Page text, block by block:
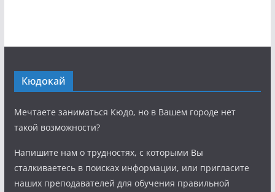
Кюдокай
Мечтаете заниматься Кюдо, но в Вашем городе нет
такой возможности?
Напишите нам о трудностях, с которыми Вы
сталкиваетесь в поисках информации, или пригласите
наших преподавателей для обучения правильной